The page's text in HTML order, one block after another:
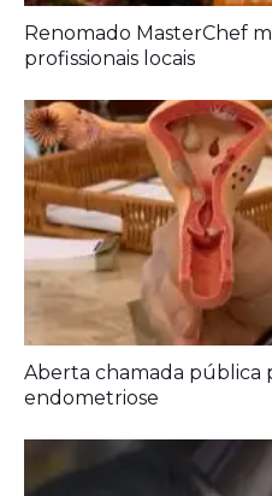
Renomado MasterChef
profissionais locais
Aberta chamada pública
endometriose